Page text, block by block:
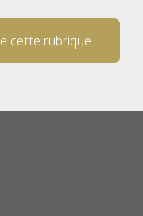
cette rubrique